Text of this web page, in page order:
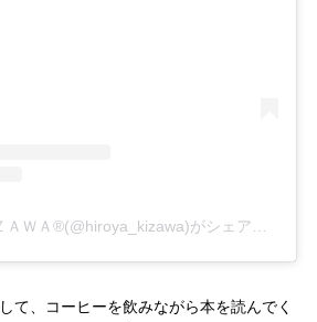
ＨＩＲＯＹＡ ＫＩＺＡＷＡ®(@hiroya_kizawa)がシェアした投稿
て、コーヒーを飲みながら本を読んでく